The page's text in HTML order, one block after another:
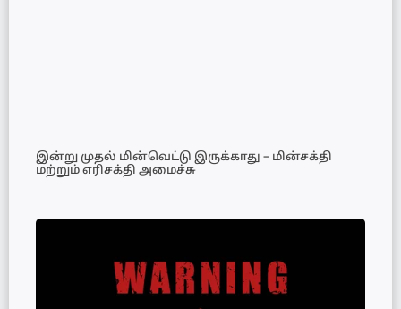
இன்று முதல் மின்வெட்டு இருக்காது – மின்சக்தி
மற்றும் எரிசக்தி அமைச்சு